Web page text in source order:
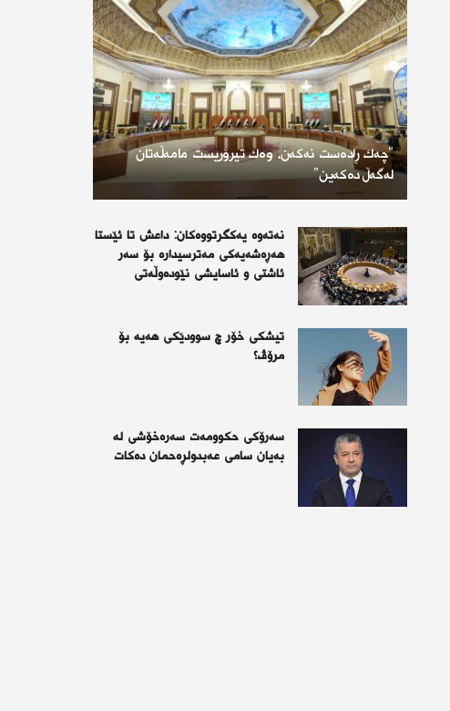
“چەك ڕادەست نەكەن، وەك تیرۆریست مامەڵەتان
لەگەڵ دەكەین”
نەتەوە یەكگرتووەكان: داعش تا ئێستا
هەڕەشەیەكی مەترسیدارە بۆ سەر
ئاشتی و ئاسایشی نێودەوڵەتی
تیشكی خۆر چ سوودێكی هه‌یه‌ بۆ
مرۆڤ؟
سەرۆکی حکوومەت سەرەخۆشی لە
بەیان سامی عەبدولڕەحمان دەکات